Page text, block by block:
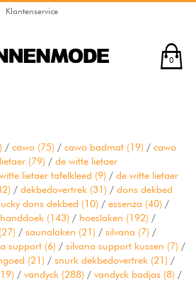
Klantenservice
0
/ cawo (75) / cawo badmat (19) / cawo
(79) / de witte lietaer
lietaer tafelkleed (9) / de witte lietaer
/ dekbedovertrek (31) / dons dekbed
dons dekbed (10) / essenza (40) /
handdoek (143) / hoeslaken (192) /
(27) / saunalaken (21) / silvana (7) /
support (6) / silvana support kussen (7) /
(21) / snurk dekbedovertrek (21) /
/ vandyck (288) / vandyck badjas (8) /